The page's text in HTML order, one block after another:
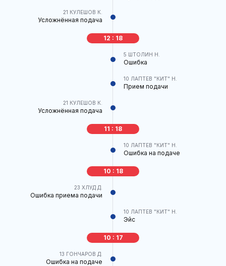
21 КУЛЕШОВ К.
Усложнённая подача
12 : 18
5 ШТОЛИН Н.
Ошибка
10 ЛАПТЕВ "КИТ" Н.
Прием подачи
21 КУЛЕШОВ К.
Усложнённая подача
11 : 18
10 ЛАПТЕВ "КИТ" Н.
Ошибка на подаче
10 : 18
23 ХЛУД Д.
Ошибка приема подачи
10 ЛАПТЕВ "КИТ" Н.
Эйс
10 : 17
13 ГОНЧАРОВ Д.
Ошибка на подаче